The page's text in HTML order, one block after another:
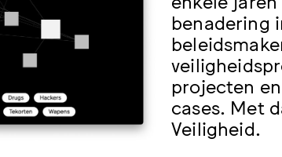
benadering
projecten
cases. Met
Veiligheid.